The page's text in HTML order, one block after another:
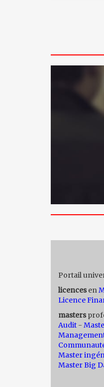
Portail
licences en
Licence
masters
Audit -
Master
Master Big